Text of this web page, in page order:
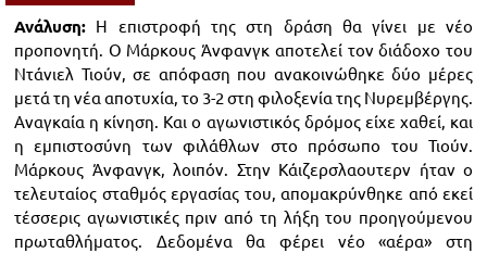
Ανάλυση: Η επιστροφή της στη δράση θα γίνει με νέο
προπονητή. Ο Μάρκους Άνφανγκ αποτελεί τον διάδοχο του
Ντάνιελ Τιούν, σε απόφαση που ανακοινώθηκε δύο μέρες
μετά τη νέα αποτυχία, το 3-2 στη φιλοξενία της Νυρεμβέργης.
Αναγκαία η κίνηση. Και ο αγωνιστικός δρόμος είχε χαθεί, και
η εμπιστοσύνη των φιλάθλων στο πρόσωπο του Τιούν.
Μάρκους Άνφανγκ, λοιπόν. Στην Κάιζερσλαουτερν ήταν ο
τελευταίος σταθμός εργασίας του, απομακρύνθηκε από εκεί
τέσσερις αγωνιστικές πριν από τη λήξη του προηγούμενου
πρωταθλήματος. Δεδομένα θα φέρει νέο «αέρα» στη